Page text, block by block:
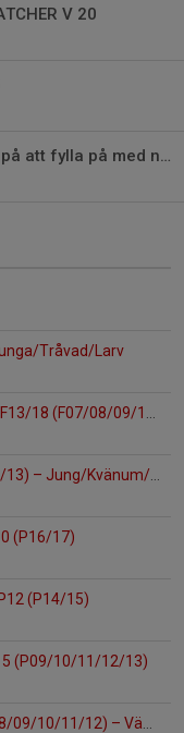
V 20
Nu är säsongen igång! Passa på att fylla på med nya kläder!
Tråvad/Larv
18 (F07/08/09/10/11/12)
13) – Jung/Kvänum/Edsvära/N.Vånga
(P16/17)
(P14/15)
(P09/10/11/12/13)
09/10/11/12) – Vänersborgs IF Röd